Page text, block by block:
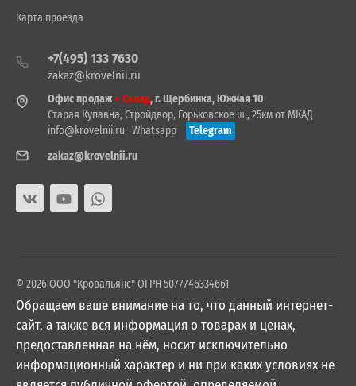
Карта проезда
+7(495) 133 7630
zakaz@krovelnii.ru
Офис продаж+ Склад, г. Щербинка, Южная 10
Старая Купавна, Стройдвор, Горьковское ш., 25км от МКАД
info@krovelnii.ru Whatsapp
Telegram
zakaz@krovelnii.ru
© 2026 ООО "Кровальянс" ОГРН 5077746334661
Обращаем ваше внимание на то, что данный интернет-
сайт, а также вся информация о товарах и ценах,
предоставленная на нём, носит исключительно
информационный характер и ни при каких условиях не